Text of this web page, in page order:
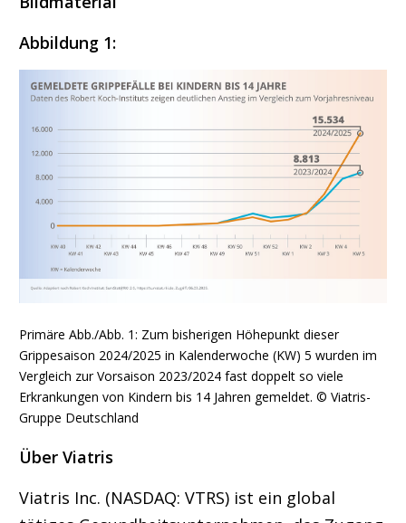
Abbildung 1:
Primäre Abb./Abb. 1: Zum bisherigen Höhepunkt dieser
Grippesaison 2024/2025 in Kalenderwoche (KW) 5 wurden im
Vergleich zur Vorsaison 2023/2024 fast doppelt so viele
Erkrankungen von Kindern bis 14 Jahren gemeldet. © Viatris-
Gruppe Deutschland
Über Viatris
Viatris Inc. (NASDAQ: VTRS) ist ein global